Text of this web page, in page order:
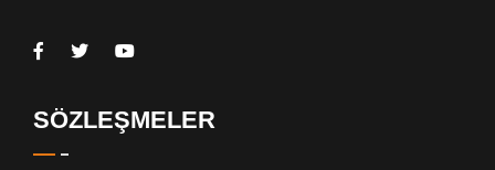
SÖZLEŞMELER